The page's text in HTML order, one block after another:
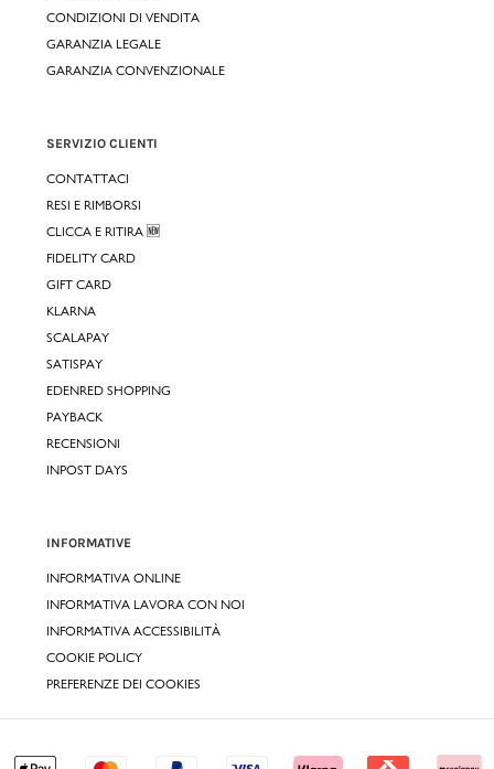
CONDIZIONI DI VENDITA
GARANZIA LEGALE
GARANZIA CONVENZIONALE
SERVIZIO CLIENTI
CONTATTACI
RESI E RIMBORSI
CLICCA E RITIRA 🆕
FIDELITY CARD
GIFT CARD
KLARNA
SCALAPAY
SATISPAY
EDENRED SHOPPING
PAYBACK
RECENSIONI
INPOST DAYS
INFORMATIVE
INFORMATIVA ONLINE
INFORMATIVA LAVORA CON NOI
INFORMATIVA ACCESSIBILITÀ
COOKIE POLICY
PREFERENZE DEI COOKIES